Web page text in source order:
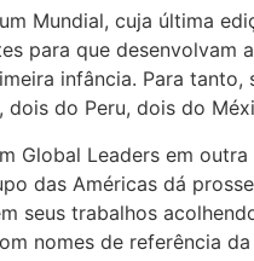
Mundial, cuja última
para que desenvolvam
infância. Para
do Peru, dois do
Leaders em
das Américas dá
seus trabalhos
nomes de referência